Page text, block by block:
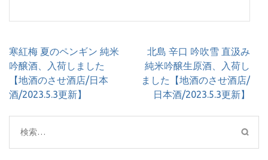
投
稿
ナ
ビ
シ
ョ
寒紅梅 夏のペンギン 純米
吟醸酒、入荷しました
【地酒のさせ酒店/日本
酒/2023.5.3更新】
北島 辛口 吟吹雪 直汲み
純米吟醸生原酒、入荷し
ました【地酒のさせ酒店/
日本酒/2023.5.3更新】
検
索: